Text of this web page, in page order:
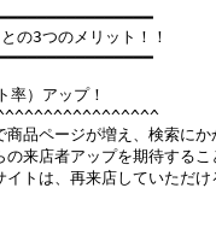
3つのメリット！！
）アップ！
ページが増え、検索にか
店者アップを期待するこ
は、再来店していただけ